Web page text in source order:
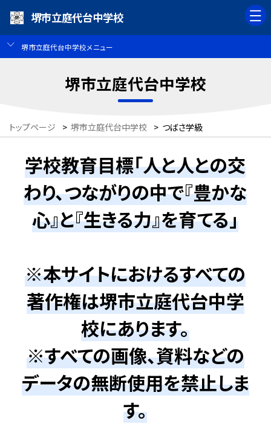
堺市立庭代台中学校
堺市立庭代台中学校メニュー
堺市立庭代台中学校
トップページ > 堺市立庭代台中学校 > つばさ学級
学校教育目標「人と人との交
わり、つながりの中で『豊かな
心』と『生きる力』を育てる」
※本サイトにおけるすべての
著作権は堺市立庭代台中学
校にあります。
※すべての画像、資料などの
データの無断使用を禁止しま
す。